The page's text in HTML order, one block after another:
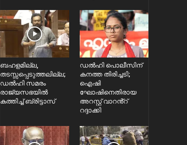
ബഹളമില്ല,
തടസ്സപ്പെടുത്തലില്ല;
ഡൽഹി സമരം
രാജ്യസഭയിൽ
കത്തിച്ച് ബ്രിട്ടാസ്
ഡൽഹി പൊലീസിന്
കനത്ത തിരിച്ചടി;
ഐഷി
ഘോഷിനെതിരായ
അറസ്റ്റ് വാറൻ്റ്
റദ്ദാക്കി